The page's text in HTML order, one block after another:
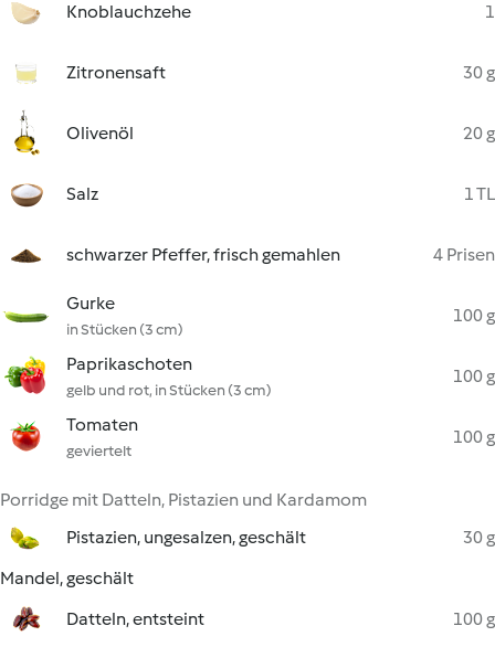
Knoblauchzehe 1
Zitronensaft 30 g
Olivenöl 20 g
Salz 1 TL
schwarzer Pfeffer, frisch gemahlen 4 Prisen
Gurke
in Stücken (3 cm)
100 g
Paprikaschoten
gelb und rot, in Stücken (3 cm)
100 g
Tomaten
geviertelt
100 g
Porridge mit Datteln, Pistazien und Kardamom
Pistazien, ungesalzen, geschält
30 g
Mandel, geschält
Datteln, entsteint
100 g